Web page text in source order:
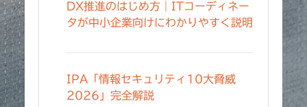
DX推進のはじめ方｜ITコーディネー
タが中小企業向けにわかりやすく説明
IPA「情報セキュリティ10大脅威
2026」完全解説